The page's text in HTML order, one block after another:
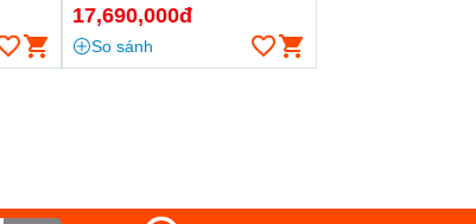
17,690,000đ
So sánh